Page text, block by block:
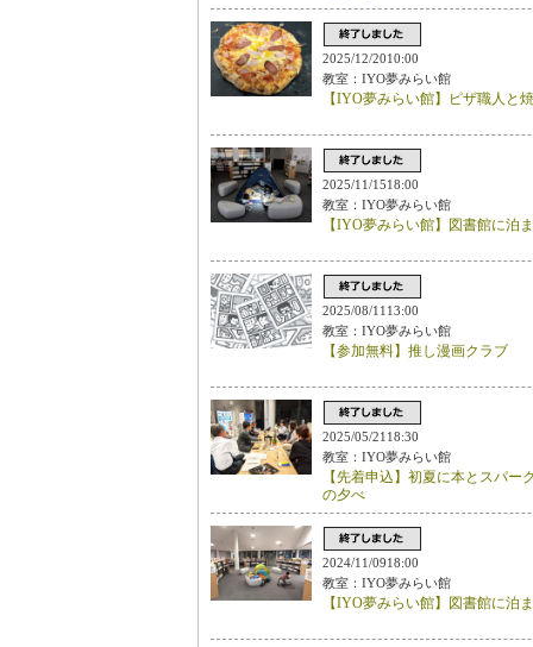
2025/12/2010:00
教室：IYO夢みらい館
【IYO夢みらい館】ピザ職人と
2025/11/1518:00
教室：IYO夢みらい館
【IYO夢みらい館】図書館に泊
2025/08/1113:00
教室：IYO夢みらい館
【参加無料】推し漫画クラブ
2025/05/2118:30
教室：IYO夢みらい館
【先着申込】初夏に本とスパー
の夕べ
2024/11/0918:00
教室：IYO夢みらい館
【IYO夢みらい館】図書館に泊